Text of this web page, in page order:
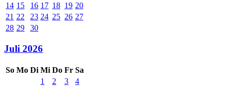
14 15 16 17 18 19 20
21 22 23 24 25 26 27
28 29 30
Juli 2026
So Mo Di Mi Do Fr Sa
1
2 3
4